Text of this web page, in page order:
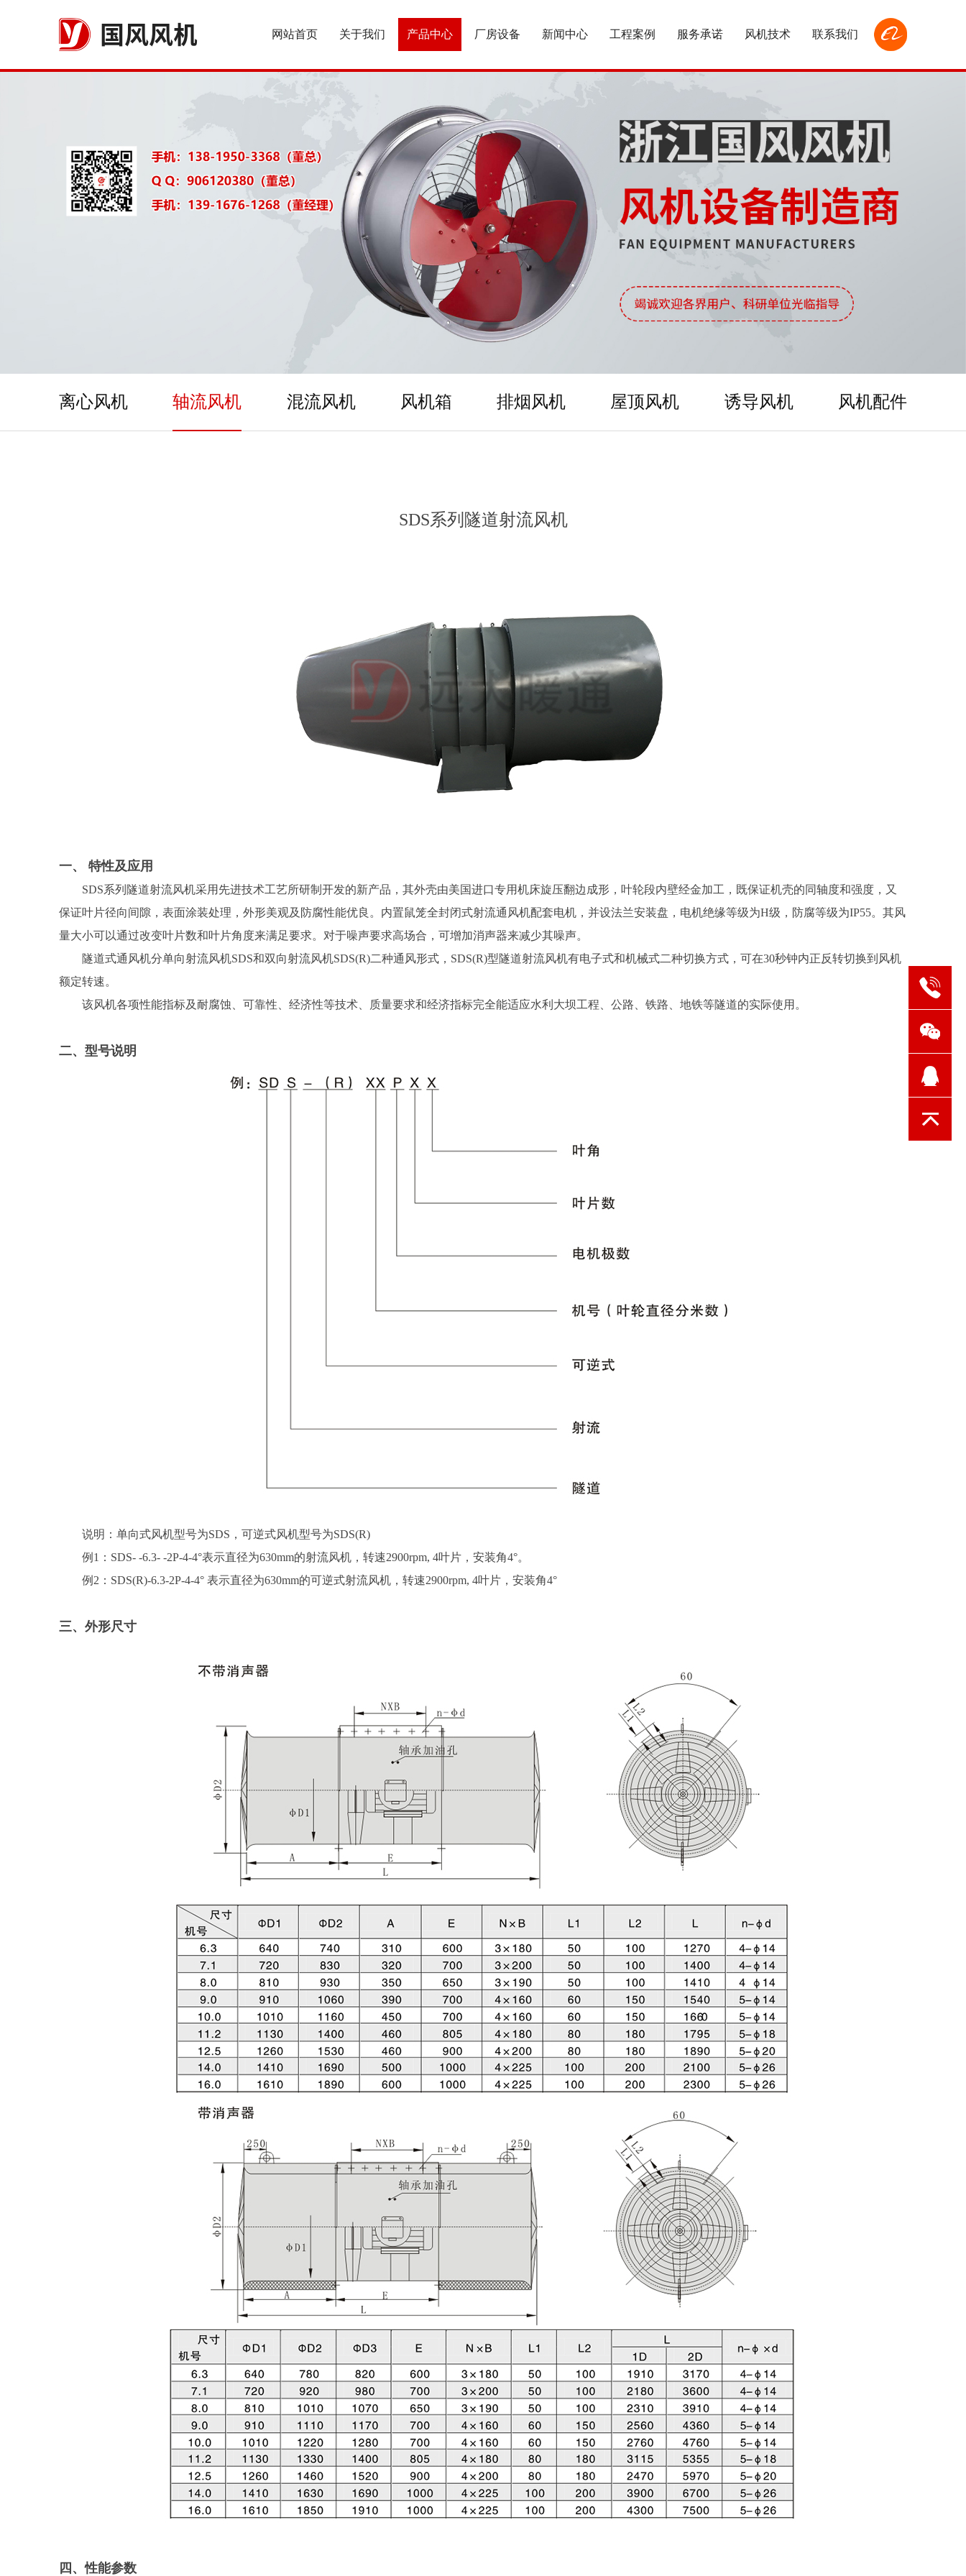
国风风机 网站首页 关于我们 产品中心 厂房设备 新闻中心 工程案例 服务承诺 风机技术 联系我们
离心风机 轴流风机 混流风机 风机箱 排烟风机 屋顶风机 诱导风机 风机配件
SDS系列隧道射流风机
一、 特性及应用
SDS系列隧道射流风机采用先进技术工艺所研制开发的新产品，其外壳由美国进口专用机床旋压翻边成形，叶轮段内壁经金加工，既保证机壳的同轴度和强度，又
保证叶片径向间隙，表面涂装处理，外形美观及防腐性能优良。内置鼠笼全封闭式射流通风机配套电机，并设法兰安装盘，电机绝缘等级为H级，防腐等级为IP55。其风
量大小可以通过改变叶片数和叶片角度来满足要求。对于噪声要求高场合，可增加消声器来减少其噪声。
隧道式通风机分单向射流风机SDS和双向射流风机SDS(R)二种通风形式，SDS(R)型隧道射流风机有电子式和机械式二种切换方式，可在30秒钟内正反转切换到风机
额定转速。
该风机各项性能指标及耐腐蚀、可靠性、经济性等技术、质量要求和经济指标完全能适应水利大坝工程、公路、铁路、地铁等隧道的实际使用。
二、型号说明
说明：单向式风机型号为SDS，可逆式风机型号为SDS(R)
例1：SDS- -6.3- -2P-4-4°表示直径为630mm的射流风机，转速2900rpm, 4叶片，安装角4°。
例2：SDS(R)-6.3-2P-4-4° 表示直径为630mm的可逆式射流风机，转速2900rpm, 4叶片，安装角4°
三、外形尺寸
四、性能参数